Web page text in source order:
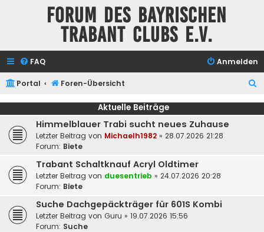
Forum des Bayrischen
Trabant Clubs e.V.
FAQ Anmelden
Portal Foren-Übersicht
c
Aktuelle Beiträge
Himmelblauer Trabi sucht neues Zuhause
Letzter Beitrag von Michaelh1982 » 28.07.2026 21:28
Forum: Biete
Trabant Schaltknauf Acryl Oldtimer
Letzter Beitrag von duesentrieb » 24.07.2026 20:28
Forum: Biete
Suche Dachgepäckträger für 601S Kombi
Letzter Beitrag von Guru » 19.07.2026 15:56
Forum: Suche